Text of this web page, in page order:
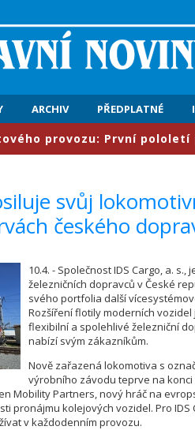
ARCHIV PŘEDPLATNÉ
provozu: První pololetí
svůj
českého
10.4. - Společnost IDS Cargo, a.
železničních dopravců v České
svého portfolia další
Rozšíření flotily moderních
flexibilní a spolehlivé železniční
nabízí svým zákazníkům.
Nově zařazená lokomotiva s
výrobního závodu teprve na
Mobility Partners, nový hráč na
pronájmu kolejových vozidel. Pro
v každodenním provozu.